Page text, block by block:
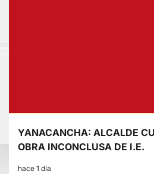
YANACANCHA: ALCALDE
OBRA INCONCLUSA DE I.E.
hace 1 día